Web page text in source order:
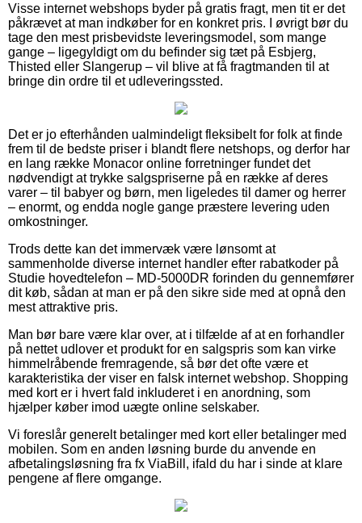
Visse internet webshops byder på gratis fragt, men tit er det
påkrævet at man indkøber for en konkret pris. I øvrigt bør du
tage den mest prisbevidste leveringsmodel, som mange
gange – ligegyldigt om du befinder sig tæt på Esbjerg,
Thisted eller Slangerup – vil blive at få fragtmanden til at
bringe din ordre til et udleveringssted.
Det er jo efterhånden ualmindeligt fleksibelt for folk at finde
frem til de bedste priser i blandt flere netshops, og derfor har
en lang række Monacor online forretninger fundet det
nødvendigt at trykke salgspriserne på en række af deres
varer – til babyer og børn, men ligeledes til damer og herrer
– enormt, og endda nogle gange præstere levering uden
omkostninger.
Trods dette kan det immervæk være lønsomt at
sammenholde diverse internet handler efter rabatkoder på
Studie hovedtelefon – MD-5000DR forinden du gennemfører
dit køb, sådan at man er på den sikre side med at opnå den
mest attraktive pris.
Man bør bare være klar over, at i tilfælde af at en forhandler
på nettet udlover et produkt for en salgspris som kan virke
himmelråbende fremragende, så bør det ofte være et
karakteristika der viser en falsk internet webshop. Shopping
med kort er i hvert fald inkluderet i en anordning, som
hjælper køber imod uægte online selskaber.
Vi foreslår generelt betalinger med kort eller betalinger med
mobilen. Som en anden løsning burde du anvende en
afbetalingsløsning fra fx ViaBill, ifald du har i sinde at klare
pengene af flere omgange.